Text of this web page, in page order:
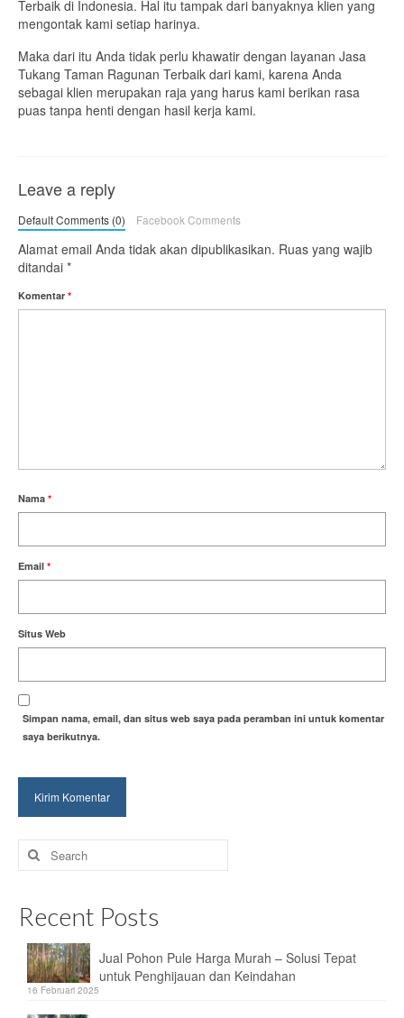
Terbaik di Indonesia. Hal itu tampak dari banyaknya klien yang
mengontak kami setiap harinya.
Maka dari itu Anda tidak perlu khawatir dengan layanan Jasa
Tukang Taman Ragunan Terbaik dari kami, karena Anda
sebagai klien merupakan raja yang harus kami berikan rasa
puas tanpa henti dengan hasil kerja kami.
Leave a reply
Default Comments (0) Facebook Comments
Alamat email Anda tidak akan dipublikasikan. Ruas yang wajib
ditandai *
Komentar *
Nama *
Email *
Situs Web
Simpan nama, email, dan situs web saya pada peramban ini untuk komentar
saya berikutnya.
Search
for:
Recent Posts
Jual Pohon Pule Harga Murah – Solusi Tepat
untuk Penghijauan dan Keindahan
16 Februari 2025